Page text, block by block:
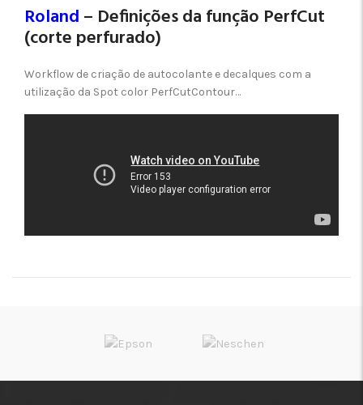
Roland – Definições da função PerfCut
(corte perfurado)
Workflow de criação de autocolante e decalques com a
utilização da Spot color PerfCutContour…